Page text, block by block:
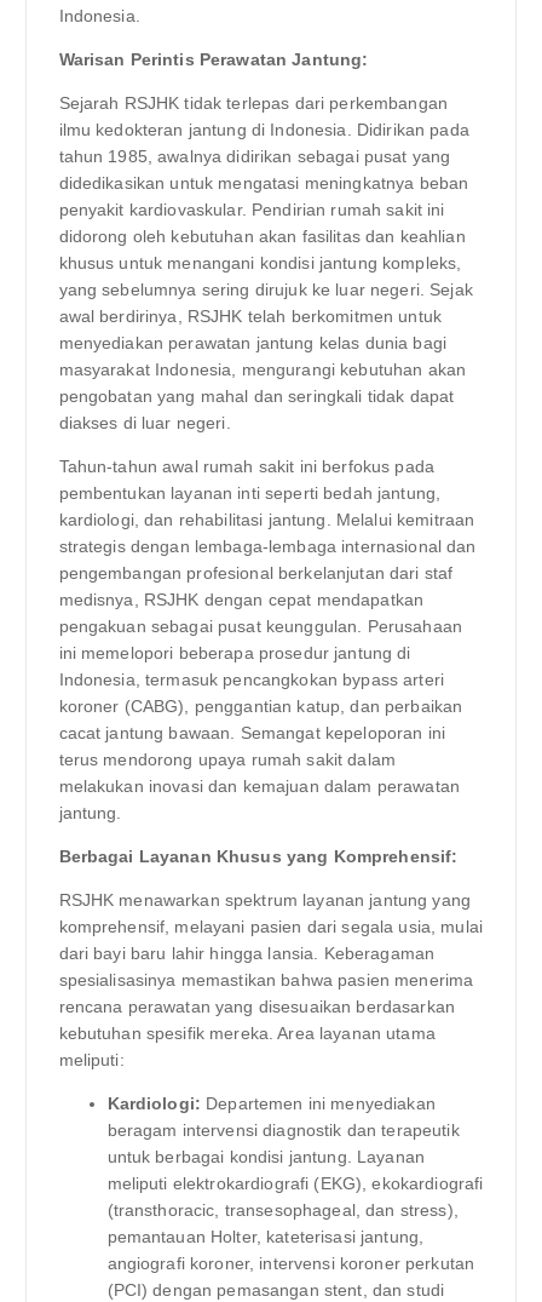
Indonesia.
Warisan Perintis Perawatan Jantung:
Sejarah RSJHK tidak terlepas dari perkembangan
ilmu kedokteran jantung di Indonesia. Didirikan pada
tahun 1985, awalnya didirikan sebagai pusat yang
didedikasikan untuk mengatasi meningkatnya beban
penyakit kardiovaskular. Pendirian rumah sakit ini
didorong oleh kebutuhan akan fasilitas dan keahlian
khusus untuk menangani kondisi jantung kompleks,
yang sebelumnya sering dirujuk ke luar negeri. Sejak
awal berdirinya, RSJHK telah berkomitmen untuk
menyediakan perawatan jantung kelas dunia bagi
masyarakat Indonesia, mengurangi kebutuhan akan
pengobatan yang mahal dan seringkali tidak dapat
diakses di luar negeri.
Tahun-tahun awal rumah sakit ini berfokus pada
pembentukan layanan inti seperti bedah jantung,
kardiologi, dan rehabilitasi jantung. Melalui kemitraan
strategis dengan lembaga-lembaga internasional dan
pengembangan profesional berkelanjutan dari staf
medisnya, RSJHK dengan cepat mendapatkan
pengakuan sebagai pusat keunggulan. Perusahaan
ini memelopori beberapa prosedur jantung di
Indonesia, termasuk pencangkokan bypass arteri
koroner (CABG), penggantian katup, dan perbaikan
cacat jantung bawaan. Semangat kepeloporan ini
terus mendorong upaya rumah sakit dalam
melakukan inovasi dan kemajuan dalam perawatan
jantung.
Berbagai Layanan Khusus yang Komprehensif:
RSJHK menawarkan spektrum layanan jantung yang
komprehensif, melayani pasien dari segala usia, mulai
dari bayi baru lahir hingga lansia. Keberagaman
spesialisasinya memastikan bahwa pasien menerima
rencana perawatan yang disesuaikan berdasarkan
kebutuhan spesifik mereka. Area layanan utama
meliputi:
Kardiologi: Departemen ini menyediakan
beragam intervensi diagnostik dan terapeutik
untuk berbagai kondisi jantung. Layanan
meliputi elektrokardiografi (EKG), ekokardiografi
(transthoracic, transesophageal, dan stress),
pemantauan Holter, kateterisasi jantung,
angiografi koroner, intervensi koroner perkutan
(PCI) dengan pemasangan stent, dan studi